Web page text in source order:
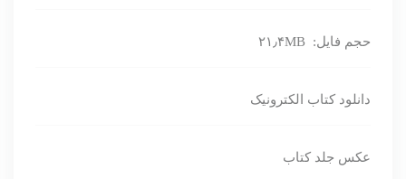
حجم فایل: ۲۱٫۴MB
دانلود کتاب الکترونیک
عکس جلد کتاب